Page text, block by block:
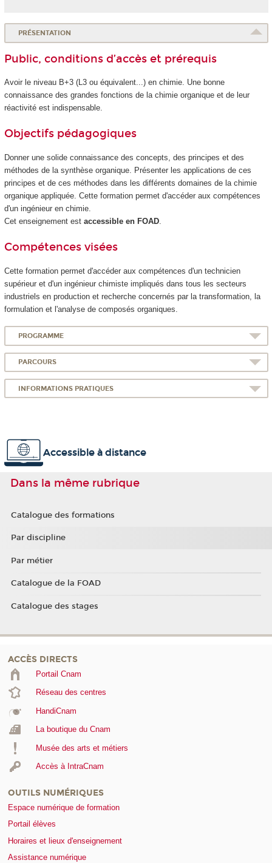
PRÉSENTATION
Public, conditions d’accès et prérequis
Avoir le niveau B+3 (L3 ou équivalent...) en chimie. Une bonne
connaissance des grandes fonctions de la chimie organique et de leur
réactivité est indispensable.
Objectifs pédagogiques
Donner une solide connaissance des concepts, des principes et des
méthodes de la synthèse organique. Présenter les applications de ces
principes et de ces méthodes dans les différents domaines de la chimie
organique appliquée. Cette formation permet d'accéder aux compétences
d'un ingénieur en chimie.
Cet enseignement estaccessible en FOAD.
Compétences visées
Cette formation permet d'accéder aux compétences d'un technicien
supérieur et d'un ingénieur chimiste impliqués dans tous les secteurs
industriels en production et recherche concernés par la transformation, la
formulation et l'analyse de composés organiques.
PROGRAMME
PARCOURS
INFORMATIONS PRATIQUES
Accessible à distance
Dans la même rubrique
Catalogue des formations
Par discipline
Par métier
Catalogue de la FOAD
Catalogue des stages
ACCÈS DIRECTS
Portail Cnam
Réseau des centres
HandiCnam
La boutique du Cnam
Musée des arts et métiers
Accès à IntraCnam
OUTILS NUMÉRIQUES
Espace numérique de formation
Portail élèves
Horaires et lieux d'enseignement
Assistance numérique